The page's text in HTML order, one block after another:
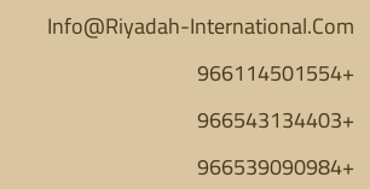
Info@Riyadah-International.Com
+966114501554
+966543134403
+966539090984